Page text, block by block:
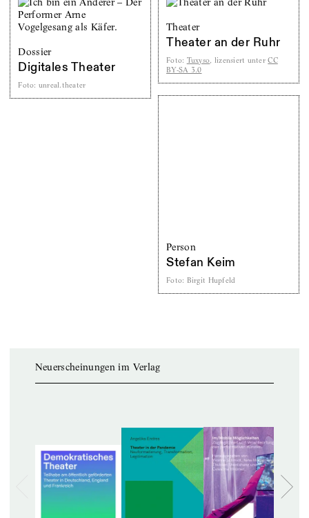
Dossier
Digitales Theater
Foto: unreal.theater
Theater
Theater an der Ruhr
Foto: Tuxyso, lizensiert unterCC
BY-SA 3.0
Person
Stefan Keim
Foto: Birgit Hupfeld
Neuerscheinungen im Verlag